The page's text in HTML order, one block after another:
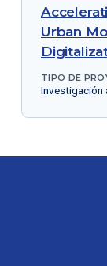
Urban
TIPO DE
Investigación